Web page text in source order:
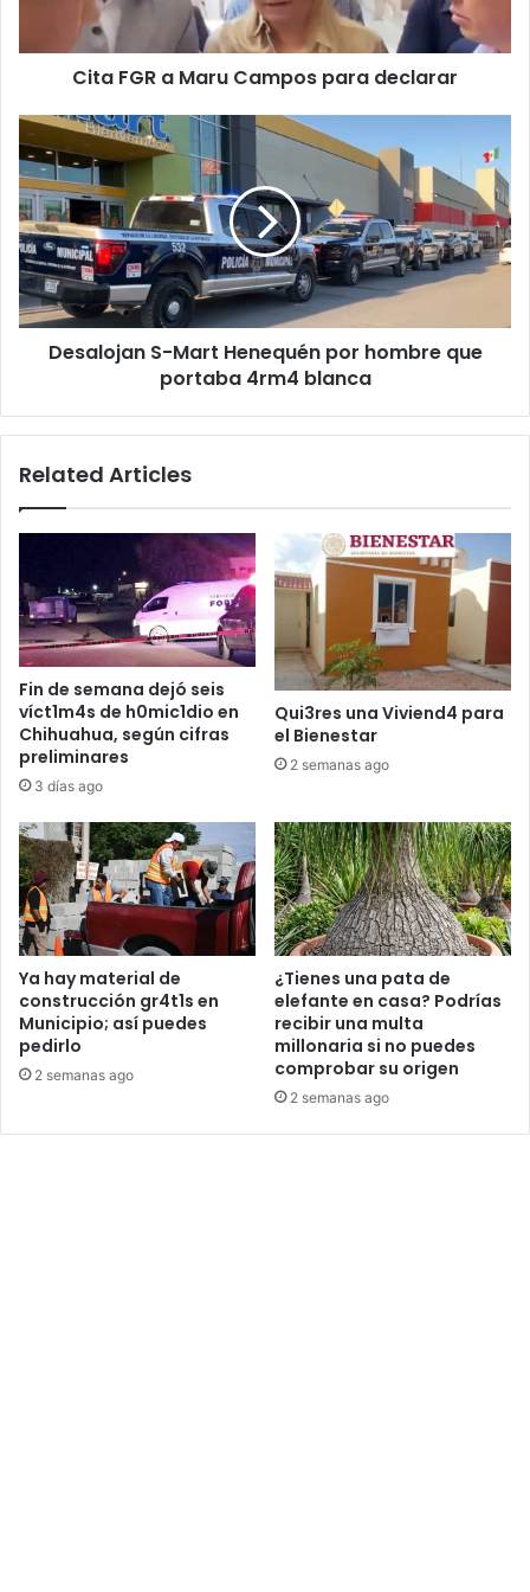
Cita FGR a Maru Campos para declarar
Desalojan
S-
Mart
Henequén
por
hombre
que
portaba
4rm4
blancaDesalojan S-Mart Henequén por hombre que
portaba 4rm4 blanca
Related Articles
Fin de semana dejó seis
víct1m4s de h0mic1dio en
Chihuahua, según cifras
preliminares
3 días ago
Qui3res una Viviend4 para
el Bienestar
2 semanas ago
Ya hay material de
construcción gr4t1s en
Municipio; así puedes
pedirlo
2 semanas ago
¿Tienes una pata de
elefante en casa? Podrías
recibir una multa
millonaria si no puedes
comprobar su origen
2 semanas ago